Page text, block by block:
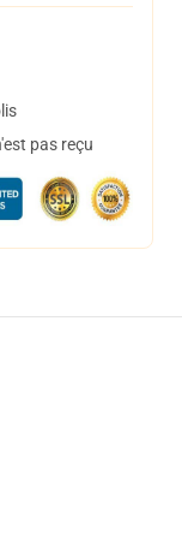
pas reçu